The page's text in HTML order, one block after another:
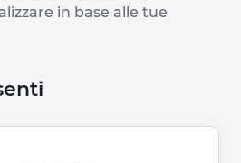
in base alle tue